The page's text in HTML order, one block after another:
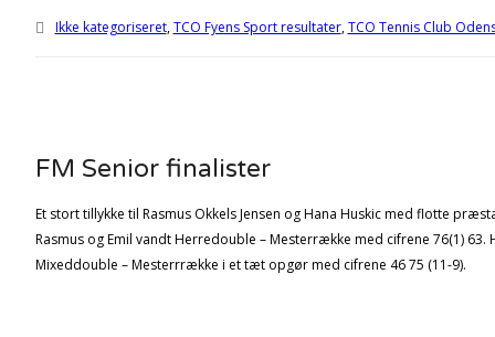
Ikke kategoriseret,TCO Fyens Sport resultater,TCO Tennis Club
FM Senior finalister
Et stort tillykke til Rasmus Okkels Jensen og Hana Huskic med flotte
Rasmus og Emil vandt Herredouble – Mesterrække med cifrene 76(1) 63.
Mixeddouble – Mesterrrække i et tæt opgør med cifrene 46 75 (11-9).